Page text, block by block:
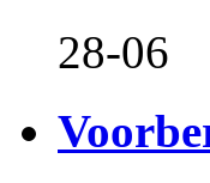
28-06